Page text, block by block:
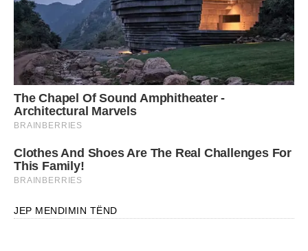
JEP MENDIMIN TËND